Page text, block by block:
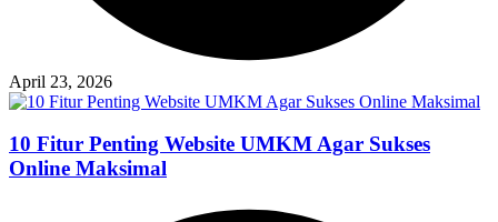
April 23, 2026
10 Fitur Penting Website UMKM Agar Sukses
Online Maksimal